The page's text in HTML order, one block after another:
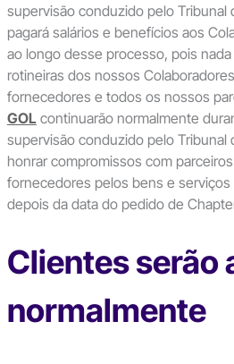
supervisão conduzido pelo Tribunal
pagará salários e benefícios aos
ao longo desse processo, pois
rotineiras dos nossos
fornecedores e todos os nossos
GOLcontinuarão normalmente
supervisão conduzido pelo Tribunal
honrar compromissos com
fornecedores pelos bens e
depois da data do pedido de
Clientes serão
normalmente